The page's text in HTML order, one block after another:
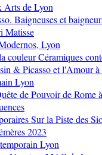
Arts de Lyon
Baigneuses et
Matisse
Lyon
couleur Céramiques
& Picasso et l'Amour
Lyon
de Pouvoir de Rome
Sur la Piste des
2023
Lyon